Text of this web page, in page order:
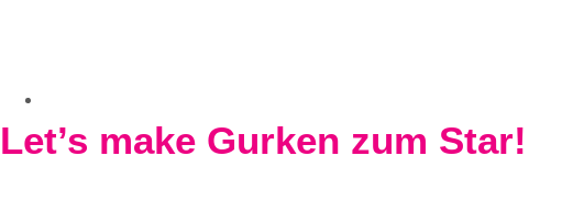
Let’s make Gurken zum Star!